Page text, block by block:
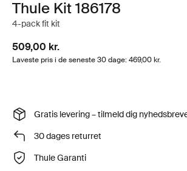
Thule Kit 186178
4-pack fit kit
509,00 kr.
Laveste pris i de seneste 30 dage: 469,00 kr.
Gratis levering – tilmeld dig
30 dages returret
Thule Garanti